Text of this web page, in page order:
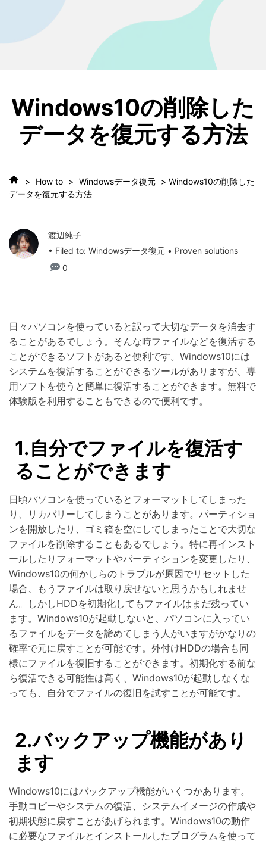
詳しくは >
Windows10の削除した
データを復元する方法
> How to > Windowsデータ復元 > Windows10の削除した
データを復元する方法
渡辺純子
• Filed to: Windowsデータ復元 • Proven solutions
0
日々パソコンを使っていると誤って大切なデータを消去す
ることがあるでしょう。そんな時ファイルなどを復活する
ことができるソフトがあると便利です。Windows10には
システムを復活することができるツールがありますが、専
用ソフトを使うと簡単に復活することができます。無料で
体験版を利用することもできるので便利です。
1.自分でファイルを復活す
ることができます
日頃パソコンを使っているとフォーマットしてしまった
り、リカバリーしてしまうことがあります。パーティショ
ンを開放したり、ゴミ箱を空にしてしまったことで大切な
ファイルを削除することもあるでしょう。特に再インスト
ールしたりフォーマットやパーティションを変更したり、
Windows10の何かしらのトラブルが原因でリセットした
場合、もうファイルは取り戻せないと思うかもしれませ
ん。しかしHDDを初期化してもファイルはまだ残ってい
ます。Windows10が起動しないと、パソコンに入ってい
るファイルをデータを諦めてしまう人がいますがかなりの
確率で元に戻すことが可能です。外付けHDDの場合も同
様にファイルを復旧することができます。初期化する前な
ら復活できる可能性は高く、Windows10が起動しなくな
っても、自分でファイルの復旧を試すことが可能です。
2.バックアップ機能があり
ます
Windows10にはバックアップ機能がいくつかあります。
手動コピーやシステムの復活、システムイメージの作成や
初期状態に戻すことがあげられます。Windows10の動作
に必要なファイルとインストールしたプログラムを使って